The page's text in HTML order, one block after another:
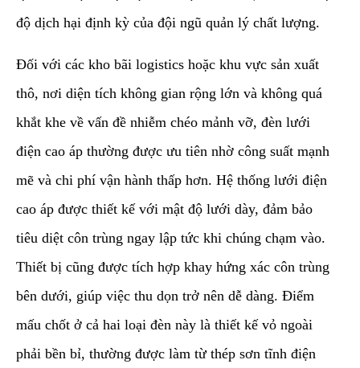
độ dịch hại định kỳ của đội ngũ quản lý chất lượng.
​Đối với các kho bãi logistics hoặc khu vực sản xuất
thô, nơi diện tích không gian rộng lớn và không quá
khắt khe về vấn đề nhiễm chéo mảnh vỡ, đèn lưới
điện cao áp thường được ưu tiên nhờ công suất mạnh
mẽ và chi phí vận hành thấp hơn. Hệ thống lưới điện
cao áp được thiết kế với mật độ lưới dày, đảm bảo
tiêu diệt côn trùng ngay lập tức khi chúng chạm vào.
Thiết bị cũng được tích hợp khay hứng xác côn trùng
bên dưới, giúp việc thu dọn trở nên dễ dàng. Điểm
mấu chốt ở cả hai loại đèn này là thiết kế vỏ ngoài
phải bền bỉ, thường được làm từ thép sơn tĩnh điện